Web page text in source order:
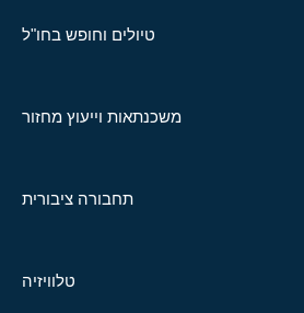
טיולים וחופש בחו"ל
משכנתאות וייעוץ מחזור
תחבורה ציבורית
טלוויזיה